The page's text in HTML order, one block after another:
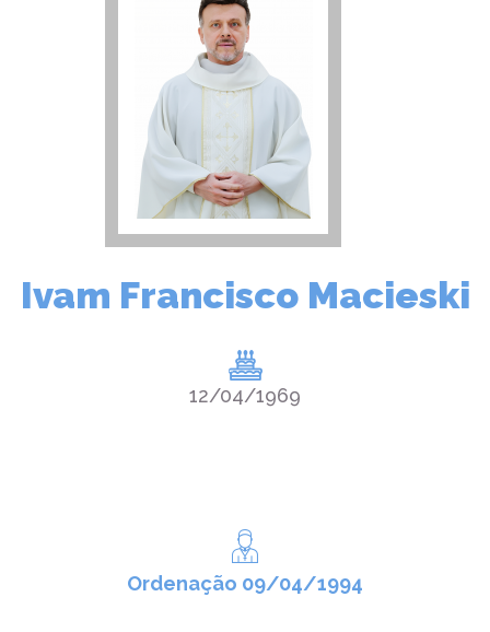
Ivam Francisco Macieski
12/04/1969
Ordenação 09/04/1994